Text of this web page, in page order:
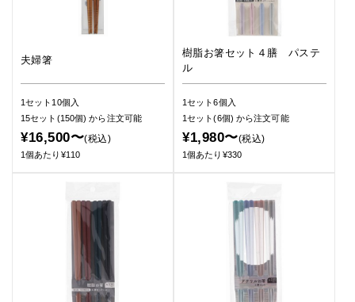
夫婦箸
1セット10個入
15セット(150個)から注文可能
¥16,500〜(税込)
1個あたり¥110
樹脂お箸セット４膳 パステ
ル
1セット6個入
1セット(6個) から注文可能
¥1,980〜(税込)
1個あたり¥330